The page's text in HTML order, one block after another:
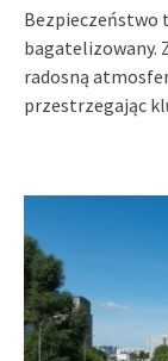
Bezpieczeństwo
bagatelizowany.
radosną
przestrzegając